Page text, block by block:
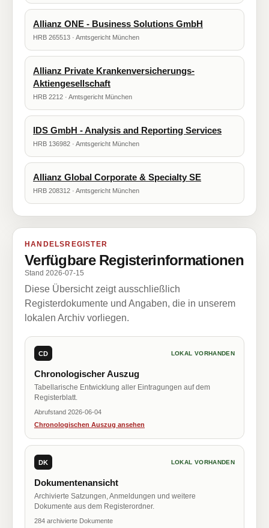
Allianz ONE - Business Solutions GmbH
HRB 265513 · Amtsgericht München
Allianz Private Krankenversicherungs-
Aktiengesellschaft
HRB 2212 · Amtsgericht München
IDS GmbH - Analysis and Reporting Services
HRB 136982 · Amtsgericht München
Allianz Global Corporate & Specialty SE
HRB 208312 · Amtsgericht München
HANDELSREGISTER
Verfügbare Registerinformationen
Stand 2026-07-15
Diese Übersicht zeigt ausschließlich
Registerdokumente und Angaben, die in unserem
lokalen Archiv vorliegen.
CD LOKAL VORHANDEN
Chronologischer Auszug
Tabellarische Entwicklung aller Eintragungen auf dem
Registerblatt.
Abrufstand 2026-06-04
Chronologischen Auszug ansehen
DK LOKAL VORHANDEN
Dokumentenansicht
Archivierte Satzungen, Anmeldungen und weitere
Dokumente aus dem Registerordner.
284 archivierte Dokumente